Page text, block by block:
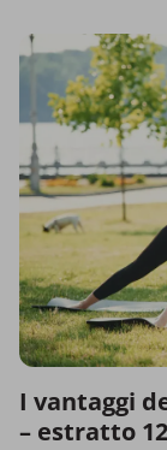
I vantaggi
– estratto